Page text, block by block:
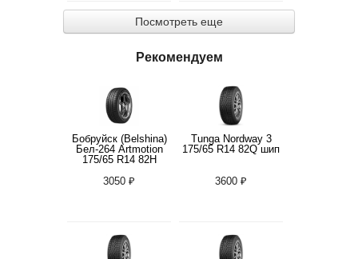
Посмотреть еще
Рекомендуем
Бобруйск (Belshina)
Бел-264 Artmotion
175/65 R14 82H
3050 ₽
Tunga Nordway 3
175/65 R14 82Q шип
3600 ₽